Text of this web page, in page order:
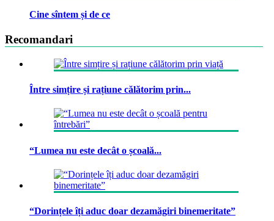
Cine sîntem și de ce
Recomandari
Între simțire și rațiune călătorim prin...
“Lumea nu este decât o școală...
“Dorințele îți aduc doar dezamăgiri binemeritate”